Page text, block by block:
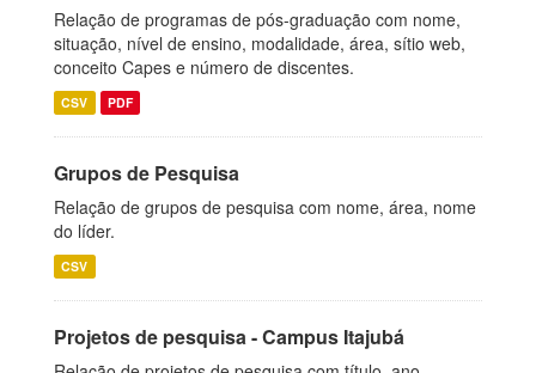
Relação de programas de pós-graduação com nome,
situação, nível de ensino, modalidade, área, sítio web,
conceito Capes e número de discentes.
CSV PDF
Grupos de Pesquisa
Relação de grupos de pesquisa com nome, área, nome
do líder.
CSV
Projetos de pesquisa - Campus Itajubá